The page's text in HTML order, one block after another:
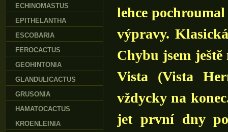
lehce
výpravy.
Chybu jsem
Vista (Vista
vždycky na
jet první dny
ECHINOMASTUS
EPITHELANTHA
ESCOBARIA
FEROCACTUS
GEOHINTONIA
GLANDULICACTUS
GRUSONIA
HAMATOCACTUS
KROENLEINIA